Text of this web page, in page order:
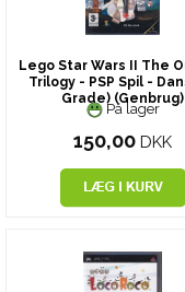
Lego Star Wars II The
Trilogy - PSP Spil -
Grade) (Genbrug)
På lager
150,00 DKK